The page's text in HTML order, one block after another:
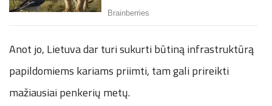
Anot jo, Lietuva dar turi sukurti būtiną infrastruktūrą
papildomiems kariams priimti, tam gali prireikti
mažiausiai penkerių metų.